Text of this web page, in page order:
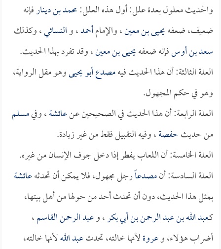
والحديث معلول بعدة علل: أول هذه العلل:محمد بن دينارفإنه
ضعيف، ضعفهيحيى بن معين، والإمامأحمد، والنسائي، وكذلك
سعد بن أوسفإنه ضعفهيحيى بن معين، وقد تفرد بهذا الحديث.
العلة الثالثة: أن هذا الحديث فيهمصدع أبو يحيىوهو مقل الرواية،
وهو في حكم المجهول.
العلة الرابعة: أن هذا الحديث في الصحيحين عنعائشة، وفيمسلم
من حديثحفصة، وفيه التقبيل فقط من غير زيادة.
العلة الخامسة: أن اللعاب يفطر إذا دخل جوف الإنسان من غيره.
العلة السادسة: أنمصدعاًرجل مجهول، فلا يمكن أن تحدثهعائشة
بمثل هذا الحديث، دون أن تحدث أحد من حولها من أهل بيتها،
كـعبد الله بن عبد الرحمن بن أبي بكر، وعبد الرحمن القاسم،
أضراب هؤلاء، وعروةلأنها خالته، تحدثعبد اللهلأنها خالته،